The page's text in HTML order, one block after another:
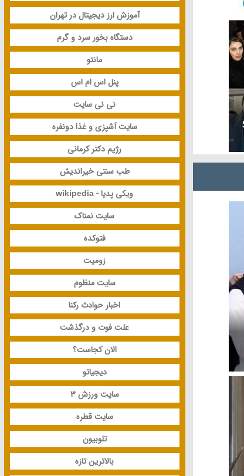
آموزش ارز دیجیتال در تهران
دستگاه بخور سرد و گرم
مانتو
پنل اس ام اس
نی نی سایت
سایت آشپزی و غذا دونفره
رژیم دکتر کرمانی
طب سنتی خیراندیش
ویکی پدیا - wikipedia
سایت نمناک
فتوکده
زومیت
سایت منظوم
اخبار حوادث رکنا
علت فوت و درگذشت
الان کجاست؟
دیجیاتو
سایت ورزش 3
سایت قطره
تلوبیون
بالاترین تازه